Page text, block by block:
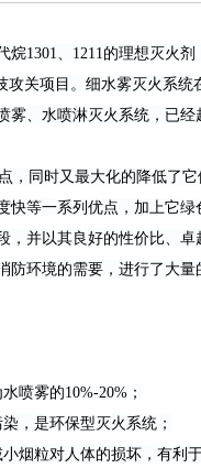
1301、1211的理想灭火
关项目。细水雾灭火系统
雾、水喷淋灭火系统，已经
同时又最大化的降低了
等一系列优点，加上它
，并以其良好的性价比、
环境的需要，进行了大量
喷雾的10%-20%；
，是环保型灭火系统；
烟粒对人体的损坏，有利于